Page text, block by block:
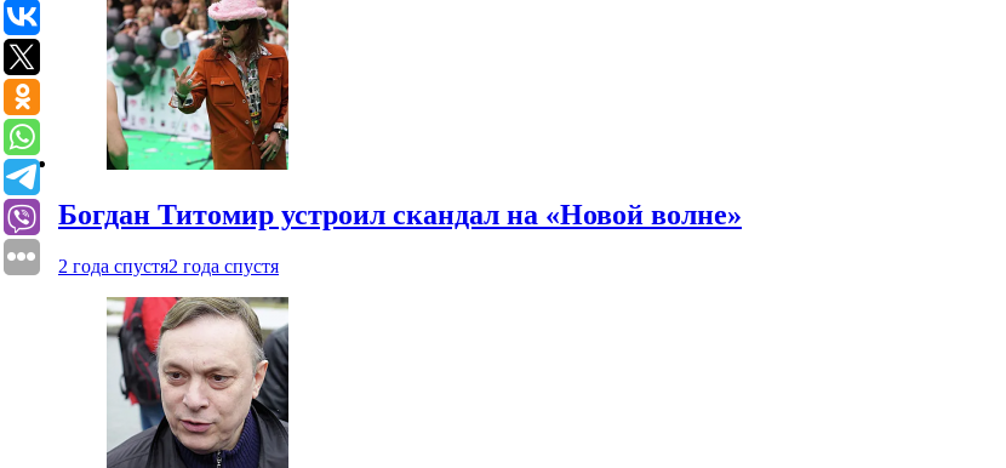
Богдан Титомир устроил скандал на «Новой волне»
2 года спустя2 года спустя